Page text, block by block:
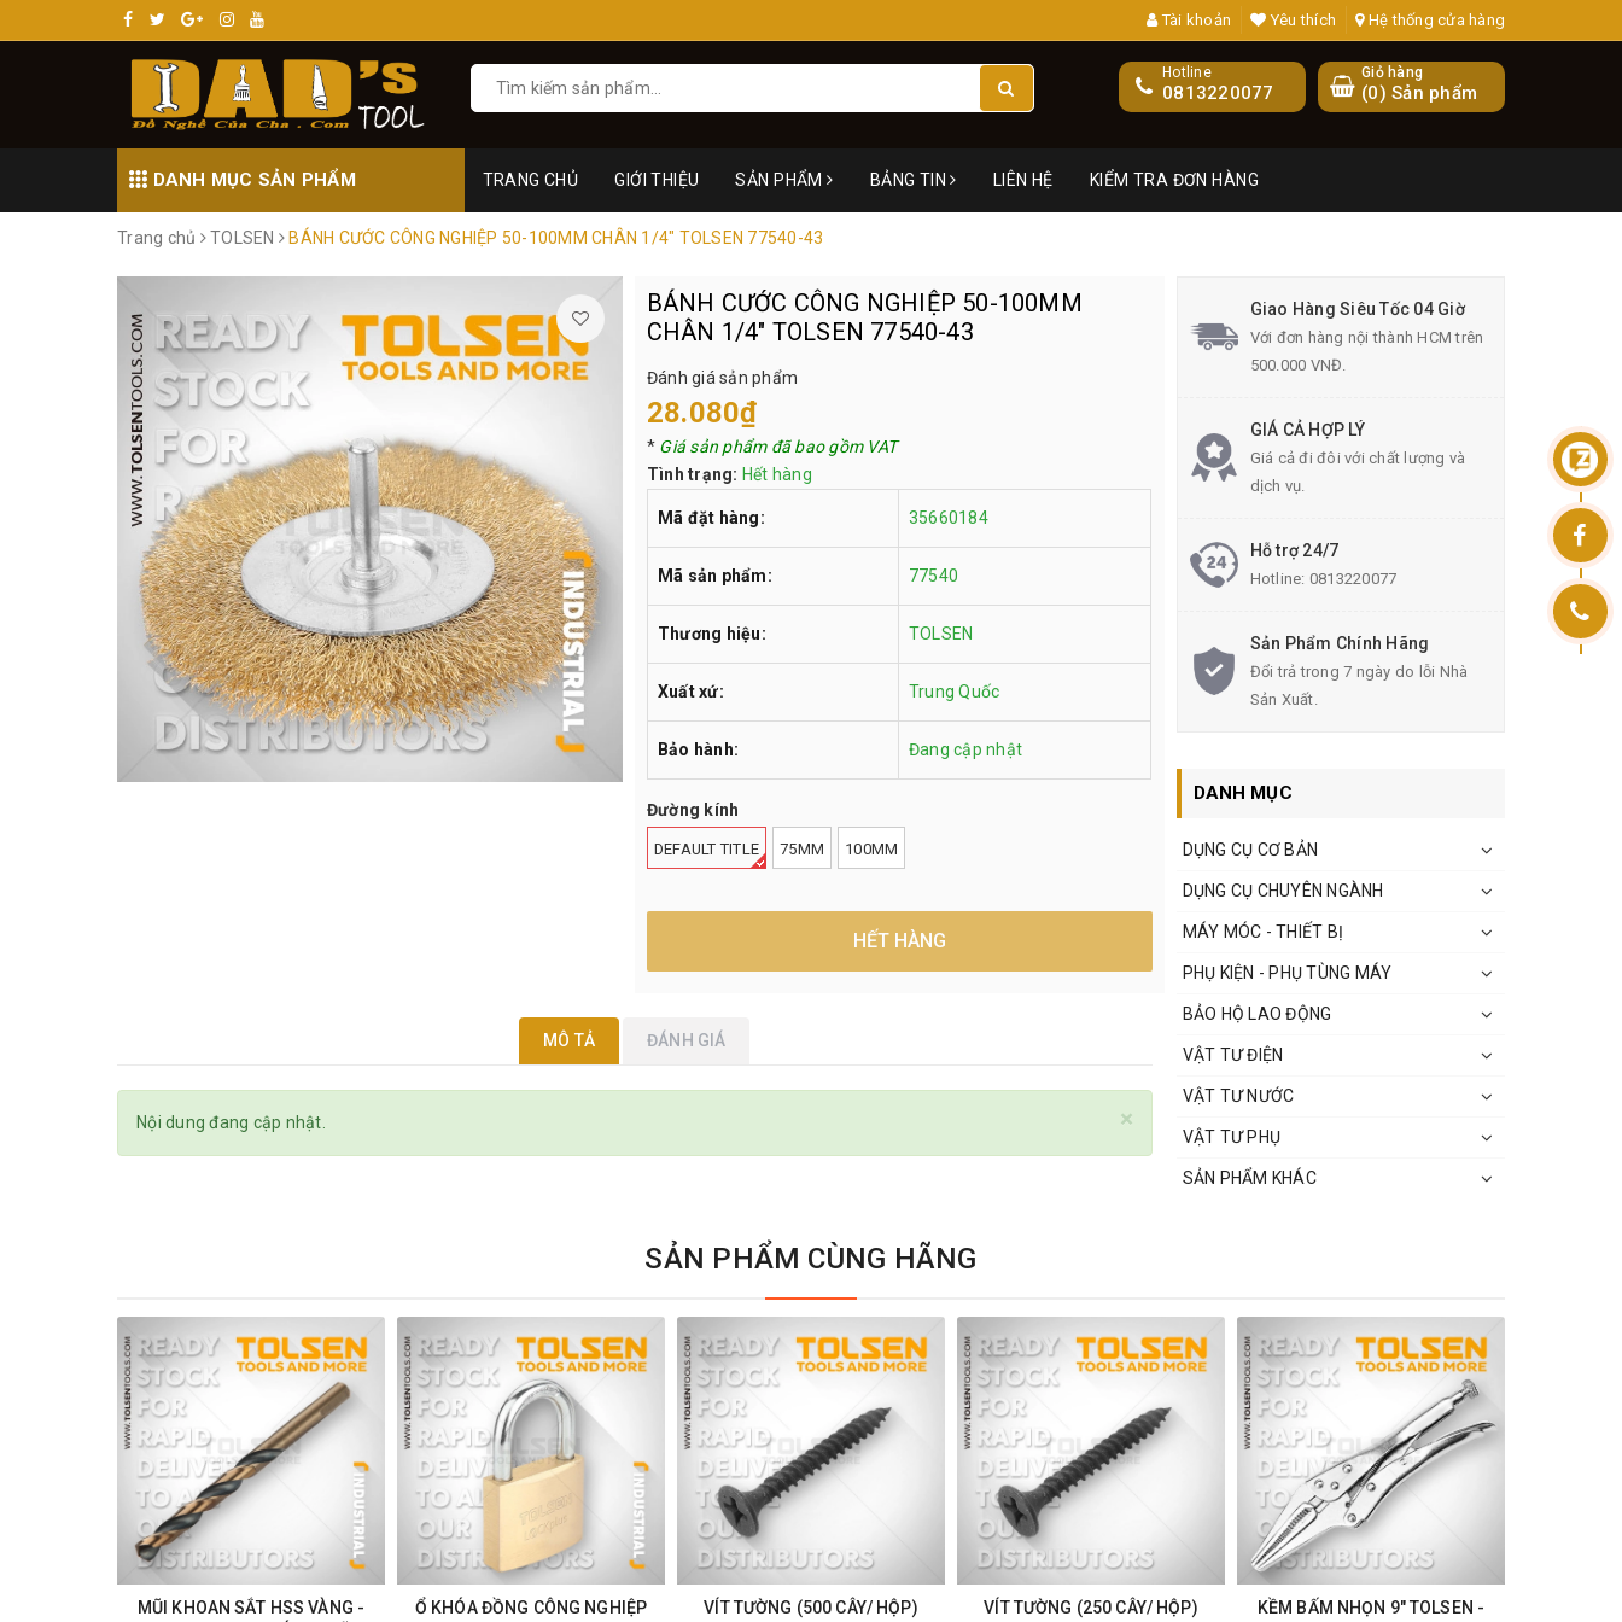
Tài khoản Yêu thích Hệ thống cửa hàng
Giỏ hàng
(0) Sản phẩm
Hotline
0813220077
DANH MỤC SẢN PHẨM TRANG CHỦ GIỚI THIỆU SẢN PHẨM BẢNG TIN LIÊN HỆ KIỂM TRA ĐƠN HÀNG
Trang chủ TOLSEN BÁNH CƯỚC CÔNG NGHIỆP 50-100MM CHÂN 1/4" TOLSEN 77540-43
BÁNH CƯỚC CÔNG NGHIỆP 50-100MM
CHÂN 1/4" TOLSEN 77540-43
Đánh giá sản phẩm
28.080₫
* Giá sản phẩm đã bao gồm VAT
Tình trạng: Hết hàng
Mã đặt hàng: 35660184
Mã sản phẩm: 77540
Thương hiệu: TOLSEN
Xuất xứ: Trung Quốc
Bảo hành: Đang cập nhật
Đường kính
DEFAULT TITLE 75MM 100MM
HẾT HÀNG
MÔ TẢ ĐÁNH GIÁ
×
Nội dung đang cập nhật.
Giao Hàng Siêu Tốc 04 Giờ
Với đơn hàng nội thành HCM trên
500.000 VNĐ.
GIÁ CẢ HỢP LÝ
Giá cả đi đôi với chất lượng và
dịch vụ.
Hỗ trợ 24/7
Hotline: 0813220077
Sản Phẩm Chính Hãng
Đổi trả trong 7 ngày do lỗi Nhà
Sản Xuất.
DANH MỤC
DỤNG CỤ CƠ BẢN
DỤNG CỤ CHUYÊN NGÀNH
MÁY MÓC - THIẾT BỊ
PHỤ KIỆN - PHỤ TÙNG MÁY
BẢO HỘ LAO ĐỘNG
VẬT TƯ ĐIỆN
VẬT TƯ NƯỚC
VẬT TƯ PHỤ
SẢN PHẨM KHÁC
SẢN PHẨM CÙNG HÃNG
MŨI KHOAN SẮT HSS VÀNG -
Ổ KHÓA ĐỒNG CÔNG NGHIỆP
VÍT TƯỜNG (500 CÂY/ HỘP)
VÍT TƯỜNG (250 CÂY/ HỘP)
KỀM BẤM NHỌN 9" TOLSEN -